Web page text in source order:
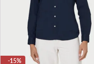
-15%